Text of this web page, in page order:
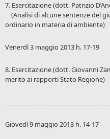
7. Esercitazione (dott. Patrizio
(Analisi di alcune sentenze del
ordinario in materia di ambiente)
Venerdì 3 maggio 2013 h. 17-19
8. Esercitazione (dott. Giovanni
merito ai rapporti Stato Regione)
Giovedì 9 maggio 2013 h. 14-17